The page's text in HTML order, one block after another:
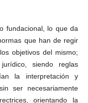
fundacional, lo que da
que han de regir
objetivos del mismo;
siendo reglas
la interpretación y
ser necesariamente
orientando la